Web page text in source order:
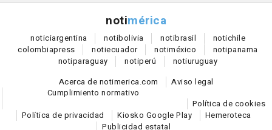
notimérica
noticiargentina notibolivia notibrasil notichile
colombiapress notiecuador notiméxico notipanama
notiparaguay notiperú notiuruguay
Acerca de notimerica.com
Aviso legal
Cumplimiento normativo
Política de cookies
Política de privacidad
Kiosko Google Play
Hemeroteca
Publicidad estatal